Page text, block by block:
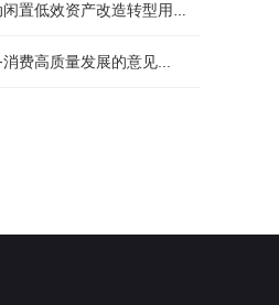
造转型用于康体旅，盘活存量资产！...
费高质量发展的意见...